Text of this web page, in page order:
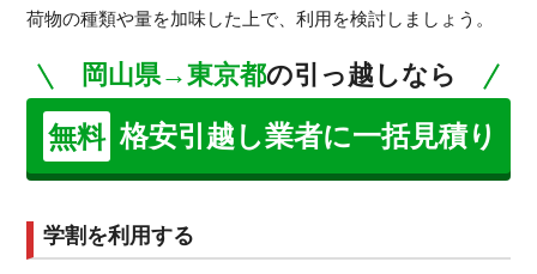
荷物の種類や量を加味した上で、利用を検討しましょう。
岡山県→東京都の引っ越しなら
無料 格安引越し業者に一括見積り
学割を利用する